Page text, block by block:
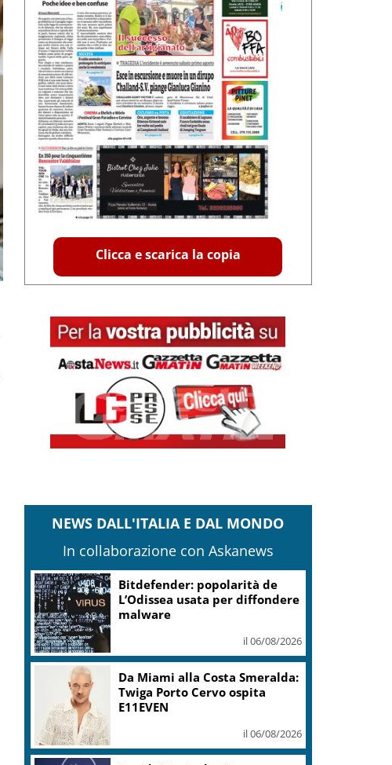
Clicca e scarica la copia
NEWS DALL'ITALIA E DAL MONDO
In collaborazione con Askanews
Bitdefender: popolarità de
L’Odissea usata per diffondere
malware
il 06/08/2026
Da Miami alla Costa Smeralda:
Twiga Porto Cervo ospita
E11EVEN
il 06/08/2026